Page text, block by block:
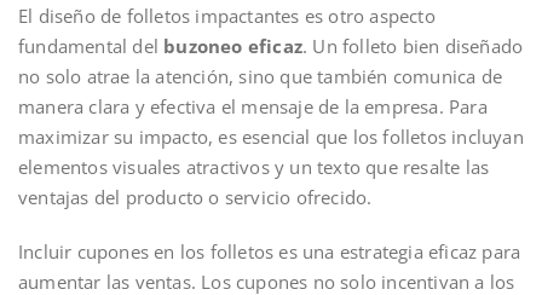
El diseño de folletos impactantes es otro aspecto
fundamental del buzoneo eficaz. Un folleto bien diseñado
no solo atrae la atención, sino que también comunica de
manera clara y efectiva el mensaje de la empresa. Para
maximizar su impacto, es esencial que los folletos incluyan
elementos visuales atractivos y un texto que resalte las
ventajas del producto o servicio ofrecido.
Incluir cupones en los folletos es una estrategia eficaz para
aumentar las ventas. Los cupones no solo incentivan a los